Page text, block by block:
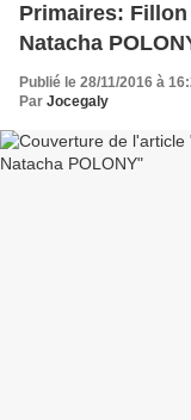
Primaires: Fillon - La revue de presse de
Natacha
Publié le 28/11/2016 à
Par Jocegaly